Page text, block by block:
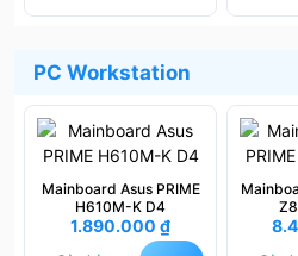
PC Workstation
Mainboard Asus PRIME
H610M-K D4
1.890.000 ₫